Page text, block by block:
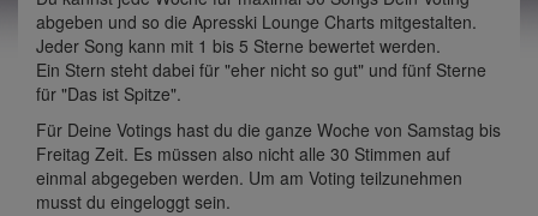
abgeben und so die Apresski Lounge Charts mitgestalten.
Jeder Song kann mit 1 bis 5 Sterne bewertet werden.
Ein Stern steht dabei für "eher nicht so gut" und fünf Sterne
für "Das ist Spitze".
Für Deine Votings hast du die ganze Woche von Samstag bis
Freitag Zeit. Es müssen also nicht alle 30 Stimmen auf
einmal abgegeben werden. Um am Voting teilzunehmen
musst du eingeloggt sein.